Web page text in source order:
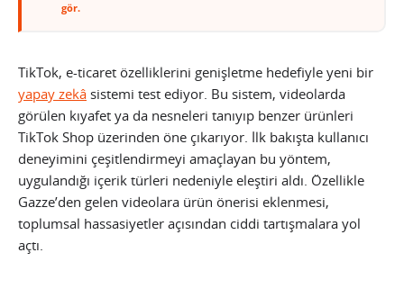
gör.
TikTok, e-ticaret özelliklerini genişletme hedefiyle yeni bir
yapay zekâ sistemi test ediyor. Bu sistem, videolarda
görülen kıyafet ya da nesneleri tanıyıp benzer ürünleri
TikTok Shop üzerinden öne çıkarıyor. İlk bakışta kullanıcı
deneyimini çeşitlendirmeyi amaçlayan bu yöntem,
uygulandığı içerik türleri nedeniyle eleştiri aldı. Özellikle
Gazze’den gelen videolara ürün önerisi eklenmesi,
toplumsal hassasiyetler açısından ciddi tartışmalara yol
açtı.